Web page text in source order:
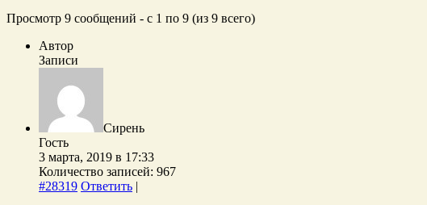
Просмотр 9 сообщений - с 1 по 9 (из 9 всего)
Автор
Записи
Сирень
Гость
3 марта, 2019 в 17:33
Количество записей: 967
#28319 Ответить |